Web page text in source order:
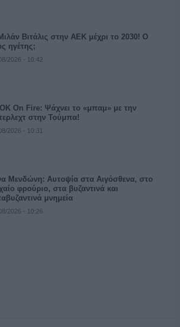
Βιτάλις στην ΑΕΚ μέχρι το 2030! Ο
ηγέτης;
2026 - 10:42
On Fire: Ψάχνει το «μπαμ» με την
στην Τούμπα!
2026 - 10:31
Μενδώνη: Αυτοψία στα Αιγόσθενα, στο
φρούριο, στα βυζαντινά και
μνημεία
2026 - 10:26